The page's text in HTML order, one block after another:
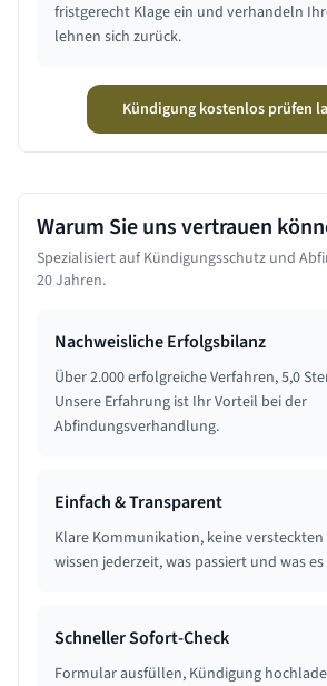
fristgerecht Klage ein und verhandeln
lehnen sich zurück.
Kündigung kostenlos prüfen
Warum Sie uns vertrauen
Spezialisiert auf Kündigungsschutz und
20 Jahren.
Nachweisliche Erfolgsbilanz
Über 2.000 erfolgreiche Verfahren, 5,0
Unsere Erfahrung ist Ihr Vorteil bei der
Abfindungsverhandlung.
Einfach & Transparent
Klare Kommunikation, keine versteckten
wissen jederzeit, was passiert und was
Schneller Sofort-Check
Formular ausfüllen, Kündigung